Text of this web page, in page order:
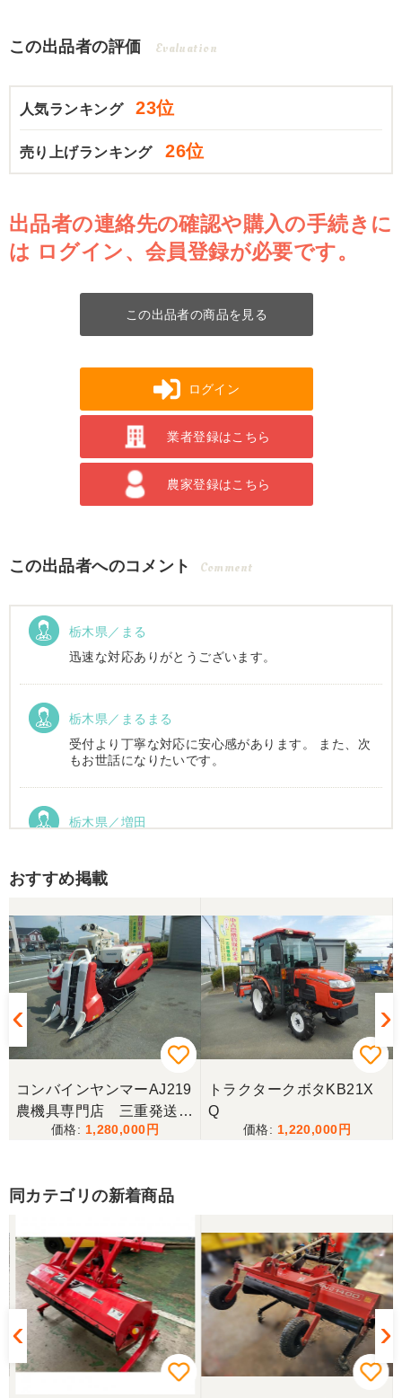
この出品者の評価 Evaluation
人気ランキング 23位
売り上げランキング 26位
出品者の連絡先の確認や購入の手続きに
は ログイン、会員登録が必要です。
この出品者の商品を見る
ログイン
業者登録はこちら
農家登録はこちら
この出品者へのコメント Comment
栃木県／まる
迅速な対応ありがとうございます。
栃木県／まるまる
受付より丁寧な対応に安心感があります。 また、次
もお世話になりたいです。
栃木県／増田
おすすめ掲載
コンバインヤンマーAJ219
農機具専門店 三重発送整
備済み
1,280,000
トラクタークボタKB21X
Q
1,220,000
同カテゴリの新着商品